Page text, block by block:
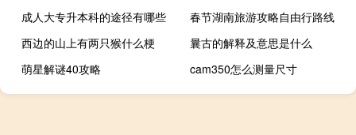
成人大专升本科的途径有哪些
春节湖南旅游攻略自由行路线
西边的山上有两只猴什么梗
曩古的解释及意思是什么
萌星解谜40攻略
cam350怎么测量尺寸